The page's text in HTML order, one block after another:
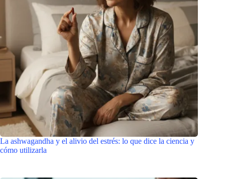
La ashwagandha y el alivio del estrés: lo que dice la ciencia y
cómo utilizarla